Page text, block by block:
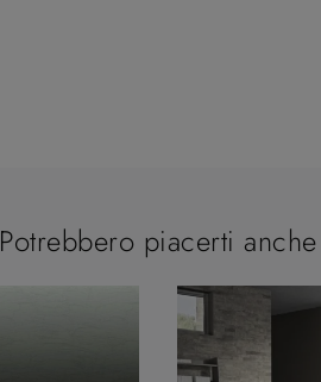
Potrebbero piacerti anche